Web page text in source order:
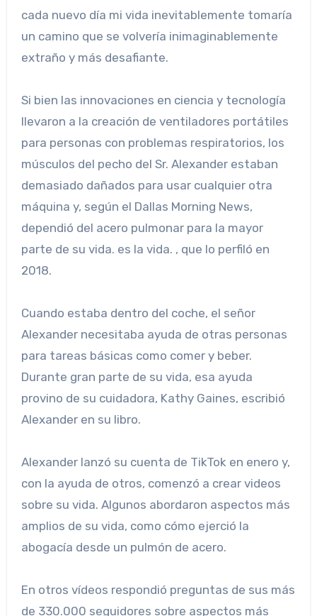
cada nuevo día mi vida inevitablemente tomaría
un camino que se volvería inimaginablemente
extraño y más desafiante.
Si bien las innovaciones en ciencia y tecnología
llevaron a la creación de ventiladores portátiles
para personas con problemas respiratorios, los
músculos del pecho del Sr. Alexander estaban
demasiado dañados para usar cualquier otra
máquina y, según el Dallas Morning News,
dependió del acero pulmonar para la mayor
parte de su vida. es la vida. , que lo perfiló en
2018.
Cuando estaba dentro del coche, el señor
Alexander necesitaba ayuda de otras personas
para tareas básicas como comer y beber.
Durante gran parte de su vida, esa ayuda
provino de su cuidadora, Kathy Gaines, escribió
Alexander en su libro.
Alexander lanzó su cuenta de TikTok en enero y,
con la ayuda de otros, comenzó a crear videos
sobre su vida. Algunos abordaron aspectos más
amplios de su vida, como cómo ejerció la
abogacía desde un pulmón de acero.
En otros vídeos respondió preguntas de sus más
de 330.000 seguidores sobre aspectos más